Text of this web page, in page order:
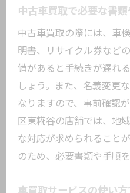
中古車買取で必要な書
中古車買取の際には、車
明書、リサイクル券など
備があると手続きが遅れ
しょう。また、名義変更
なりますので、事前確認
区東糀谷の店舗では、地
な対応が求められること
のため、必要書類や手順
車買取サービスの使い